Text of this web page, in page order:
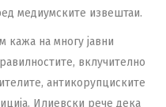
медиумските извештаи.
кажа на многу јавни
вклучително
антикорупциските
Илиевски рече дека